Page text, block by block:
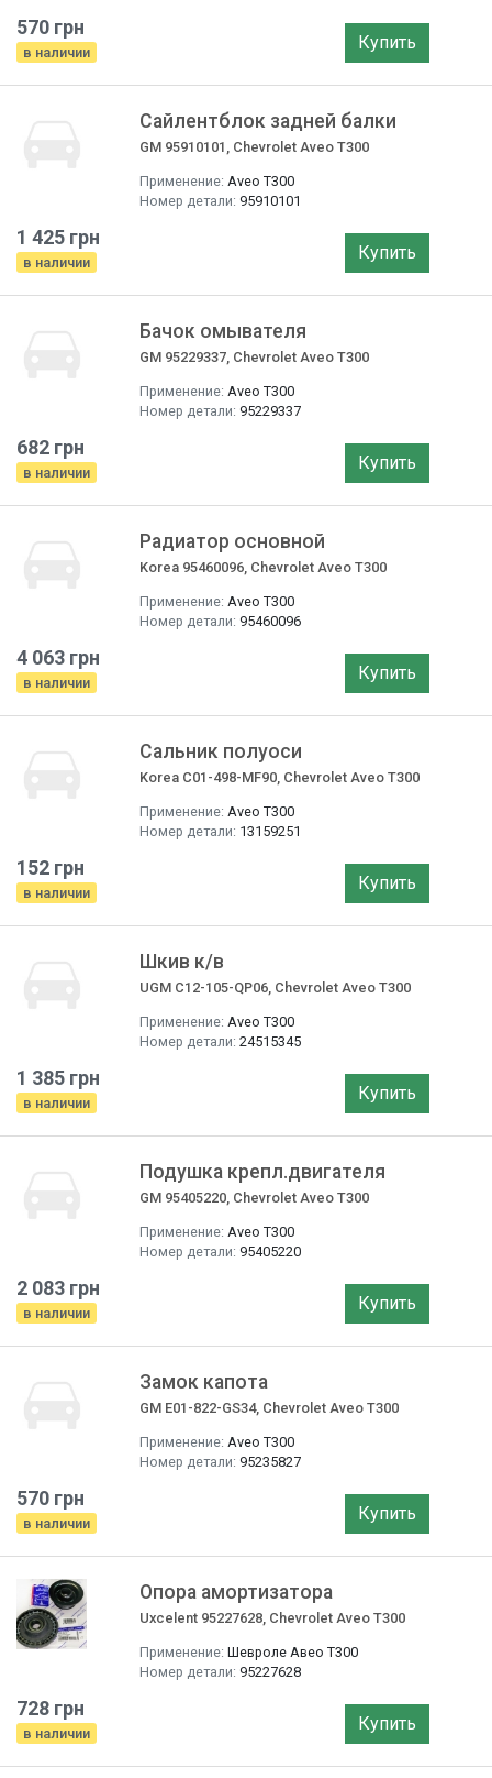
570 грн
в наличии Купить
Сайлентблок задней балки
GM 95910101, Chevrolet Aveo T300
Применение: Aveo T300
Номер детали: 95910101
1 425 грн
в наличии Купить
Бачок омывателя
GM 95229337, Chevrolet Aveo T300
Применение: Aveo T300
Номер детали: 95229337
682 грн
в наличии Купить
Радиатор основной
Korea 95460096, Chevrolet Aveo T300
Применение: Aveo T300
Номер детали: 95460096
4 063 грн
в наличии Купить
Сальник полуоси
Korea C01-498-MF90, Chevrolet Aveo T300
Применение: Aveo T300
Номер детали: 13159251
152 грн
в наличии Купить
Шкив к/в
UGM C12-105-QP06, Chevrolet Aveo T300
Применение: Aveo T300
Номер детали: 24515345
1 385 грн
в наличии Купить
Подушка крепл.двигателя
GM 95405220, Chevrolet Aveo T300
Применение: Aveo T300
Номер детали: 95405220
2 083 грн
в наличии Купить
Замок капота
GM E01-822-GS34, Chevrolet Aveo T300
Применение: Aveo T300
Номер детали: 95235827
570 грн
в наличии Купить
Опора амортизатора
Uxcelent 95227628, Chevrolet Aveo T300
Применение: Шевроле Авео T300
Номер детали: 95227628
728 грн
в наличии Купить